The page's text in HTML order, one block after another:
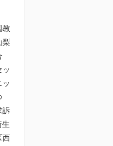
教
梨
ッ
ッ
訴
生
西